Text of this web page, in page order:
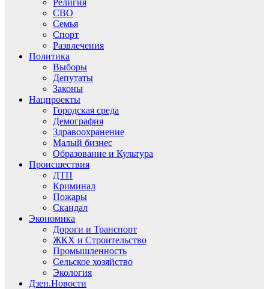
Религия
СВО
Семья
Спорт
Развлечения
Политика
Выборы
Депутаты
Законы
Нацпроекты
Городская среда
Демография
Здравоохранение
Малый бизнес
Образование и Культура
Происшествия
ДТП
Криминал
Пожары
Скандал
Экономика
Дороги и Транспорт
ЖКХ и Строительство
Промышленность
Сельское хозяйство
Экология
Дзен.Новости